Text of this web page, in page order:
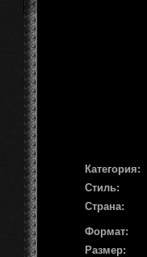
Категория:
Стиль:
Страна:
Формат:
Размер: